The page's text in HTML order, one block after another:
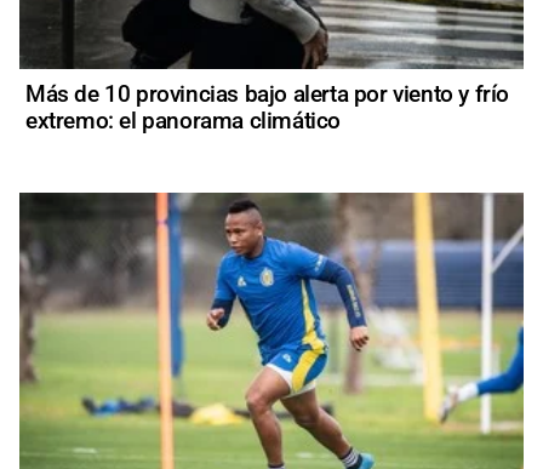
Más de 10 provincias bajo alerta por viento y frío
extremo: el panorama climático